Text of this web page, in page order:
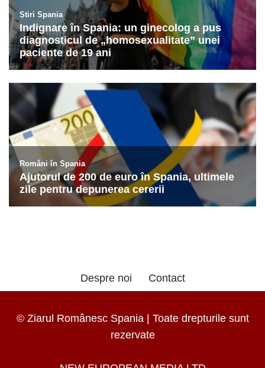
Despre noi Contact
© Ziarul Românesc Spania | Toate drepturile sunt
rezervate